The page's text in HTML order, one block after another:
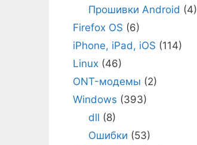
Прошивки Android (4)
Firefox OS (6)
iPhone, iPad, iOS (114)
Linux (46)
ONT-модемы (2)
Windows (393)
dll (8)
Ошибки (53)